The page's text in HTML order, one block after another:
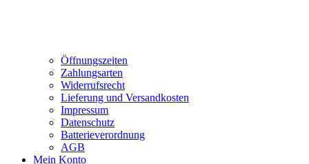
Öffnungszeiten
Zahlungsarten
Widerrufsrecht
Lieferung und Versandkosten
Impressum
Datenschutz
Batterieverordnung
AGB
Mein Konto